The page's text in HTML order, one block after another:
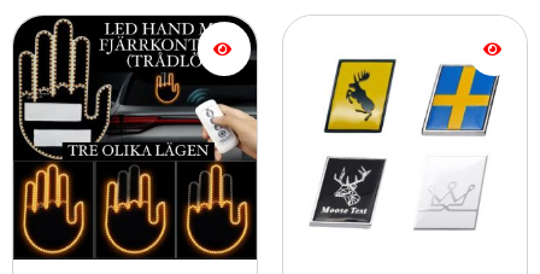
Den
produkten
olika
alternativen